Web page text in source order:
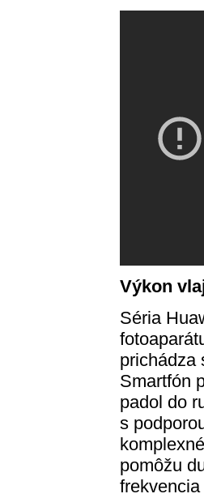
Výkon
Séria
prichádza
Smartfón
padol do
s
pomôžu